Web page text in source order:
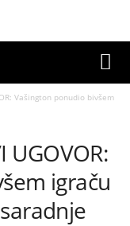
Vašington ponudio bivšem
UGOVOR:
igraču